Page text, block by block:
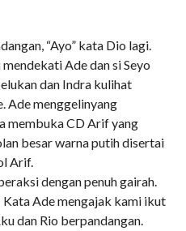
“Ayo” kata Dio lagi.
Ade dan si Seyo
dan Indra kulihat
Ade menggelinyang
membuka CD Arif yang
besar warna putih disertai
Arif.
dengan penuh gairah.
Kata Ade mengajak kami ikut
dan Rio berpandangan.